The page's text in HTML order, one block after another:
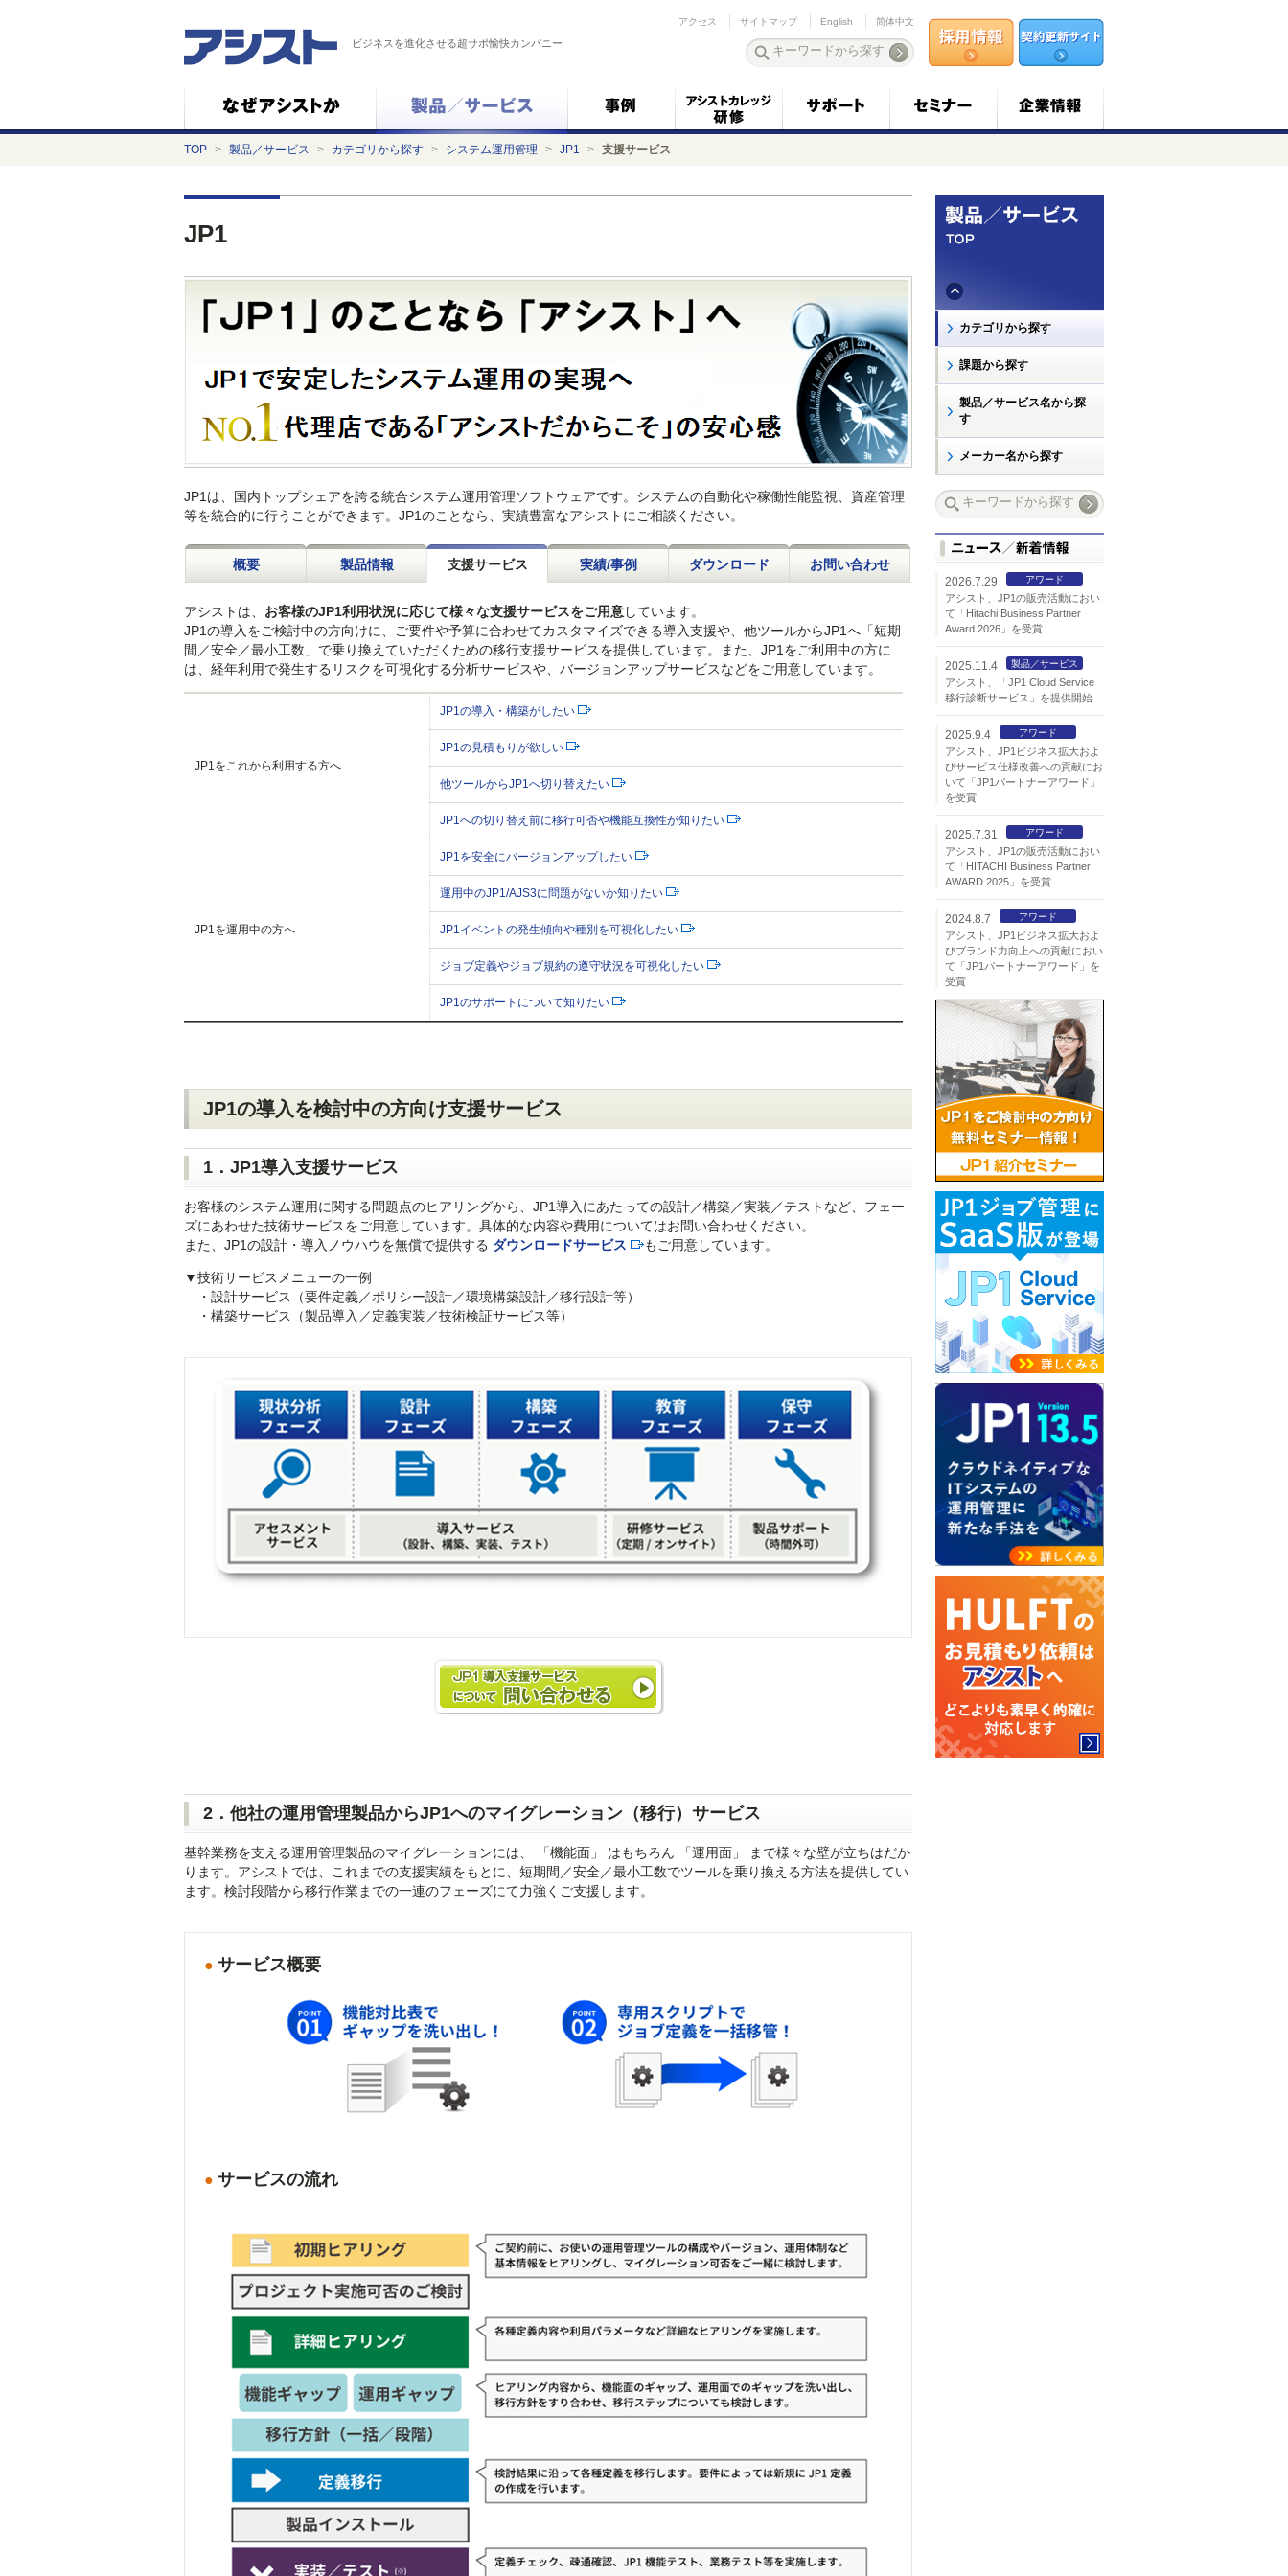
ビジネスを進化させる超サポ愉快カンパニー
アクセス サイトマップ English 简体中文
TOP > 製品／サービス > カテゴリから探す > システム運用管理 > JP1 > 支援サービス
JP1
JP1は、国内トップシェアを誇る統合システム運用管理ソフトウェアです。システムの自動化や稼働性能監視、資産管理
等を統合的に行うことができます。JP1のことなら、実績豊富なアシストにご相談ください。
概要 製品情報 支援サービス 実績/事例 ダウンロード お問い合わせ
アシストは、 お客様のJP1利用状況に応じて様々な支援サービスをご用意しています。
JP1の導入をご検討中の方向けに、ご要件や予算に合わせてカスタマイズできる導入支援や、他ツールからJP1へ「短期
間／安全／最小工数」で乗り換えていただくための移行支援サービスを提供しています。また、JP1をご利用中の方に
は、経年利用で発生するリスクを可視化する分析サービスや、バージョンアップサービスなどをご用意しています。
JP1をこれから利用する方へ
JP1の導入・構築がしたい
JP1の見積もりが欲しい
他ツールからJP1へ切り替えたい
JP1への切り替え前に移行可否や機能互換性が知りたい
JP1を運用中の方へ
JP1を安全にバージョンアップしたい
運用中のJP1/AJS3に問題がないか知りたい
JP1イベントの発生傾向や種別を可視化したい
ジョブ定義やジョブ規約の遵守状況を可視化したい
JP1のサポートについて知りたい
JP1の導入を検討中の方向け支援サービス
1．JP1導入支援サービス
お客様のシステム運用に関する問題点のヒアリングから、JP1導入にあたっての設計／構築／実装／テストなど、フェー
ズにあわせた技術サービスをご用意しています。具体的な内容や費用についてはお問い合わせください。
また、JP1の設計・導入ノウハウを無償で提供する ダウンロードサービス もご用意しています。
▼技術サービスメニューの一例
・設計サービス（要件定義／ポリシー設計／環境構築設計／移行設計等）
・構築サービス（製品導入／定義実装／技術検証サービス等）
2．他社の運用管理製品からJP1へのマイグレーション（移行）サービス
基幹業務を支える運用管理製品のマイグレーションには、 「機能面」 はもちろん 「運用面」 まで様々な壁が立ちはだか
ります。アシストでは、これまでの支援実績をもとに、短期間／安全／最小工数でツールを乗り換える方法を提供してい
ます。検討段階から移行作業までの一連のフェーズにて力強くご支援します。
● サービス概要
● サービスの流れ
カテゴリから探す
課題から探す
製品／サービス名から探
す
メーカー名から探す
2026.7.29 アワード
アシスト、JP1の販売活動におい
て「Hitachi Business Partner
Award 2026」を受賞
2025.11.4 製品／サービス
アシスト、「JP1 Cloud Service
移行診断サービス」を提供開始
2025.9.4 アワード
アシスト、JP1ビジネス拡大およ
びサービス仕様改善への貢献にお
いて「JP1パートナーアワード」
を受賞
2025.7.31 アワード
アシスト、JP1の販売活動におい
て「HITACHI Business Partner
AWARD 2025」を受賞
2024.8.7 アワード
アシスト、JP1ビジネス拡大およ
びブランド力向上への貢献におい
て「JP1パートナーアワード」を
受賞